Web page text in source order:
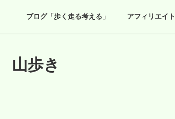
ブログ「歩く走る考える」 アフィリエイト
山歩き